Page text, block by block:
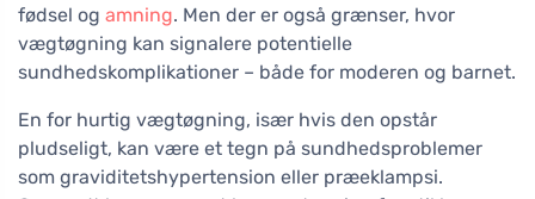
fødsel og amning. Men der er også grænser, hvor
vægtøgning kan signalere potentielle
sundhedskomplikationer – både for moderen og barnet.
En for hurtig vægtøgning, især hvis den opstår
pludseligt, kan være et tegn på sundhedsproblemer
som graviditetshypertension eller præeklampsi.